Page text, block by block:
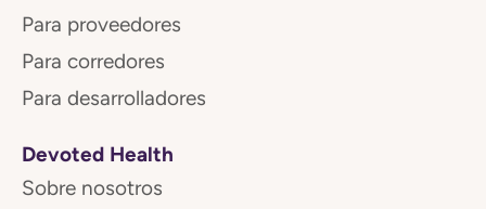
Para proveedores
Para corredores
Para desarrolladores
Devoted Health
Sobre nosotros